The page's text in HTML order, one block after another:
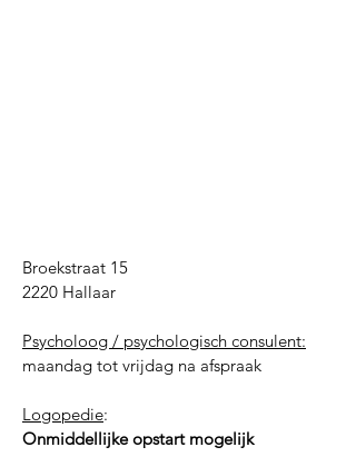
Broekstraat 15
2220 Hallaar
Psycholoog / psychologisch consulent:
​maandag tot vrijdag na afspraak
Logopedie:
Onmiddellijke opstart mogelijk